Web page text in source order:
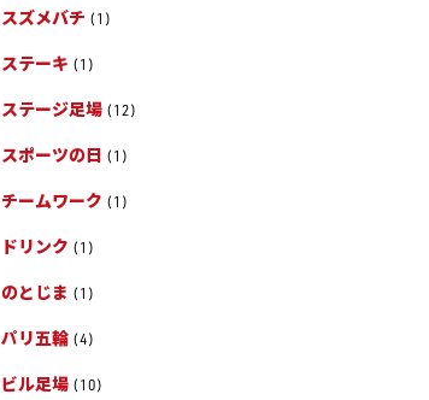
スズメバチ (1)
ステーキ (1)
ステージ足場 (12)
スポーツの日 (1)
チームワーク (1)
ドリンク (1)
のとじま (1)
パリ五輪 (4)
ビル足場 (10)